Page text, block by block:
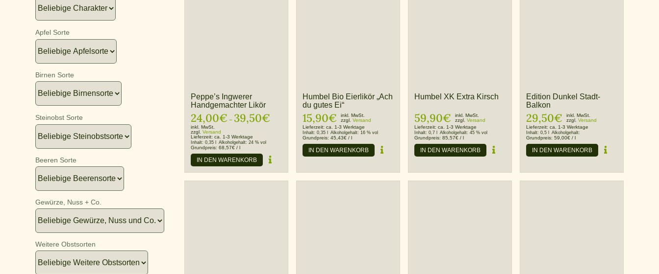
Apfel Sorte
Birnen Sorte
Steinobst Sorte
Beeren Sorte
Gewürze, Nuss + Co.
Weitere Obstsorten
Peppe’s Ingwerer
Handgemachter Likör
24,00€ – 39,50€ Preisspanne:
inkl. MwSt.
zzgl. Versand
Lieferzeit: ca. 1-3 Werktage
Inhalt: 0,35 l Alkoholgehalt: 24 % vol
Grundpreis: 68,57€ / l
IN DEN WARENKORB
Humbel Bio Eierlikör „Ach
du gutes Ei“
15,90€
inkl. MwSt.
zzgl. Versand
Lieferzeit: ca. 1-3 Werktage
Inhalt: 0,35 l Alkoholgehalt: 16 % vol
Grundpreis: 45,43€ / l
IN DEN WARENKORB
Humbel XK Extra Kirsch
59,90€
inkl. MwSt.
zzgl. Versand
Lieferzeit: ca. 1-3 Werktage
Inhalt: 0,7 l Alkoholgehalt: 45 % vol
Grundpreis: 85,57€ / l
IN DEN WARENKORB
Edition Dunkel Stadt-
Balkon
29,50€
inkl. MwSt.
zzgl. Versand
Lieferzeit: ca. 1-3 Werktage
Inhalt: 0,5 l Alkoholgehalt:
Grundpreis: 59,00€ / l
IN DEN WARENKORB